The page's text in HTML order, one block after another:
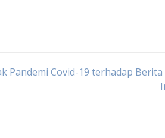
Pandemi Covid-19 terhadap